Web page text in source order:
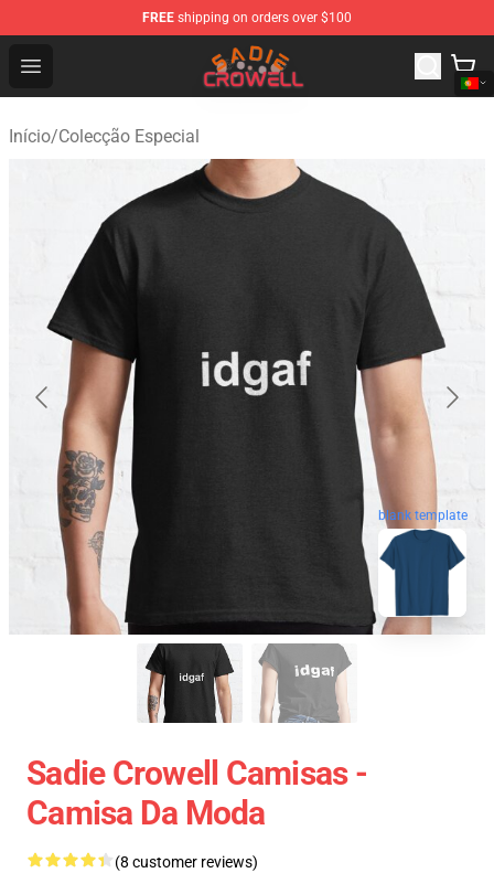
FREE shipping on orders over $100
Open menu
Sadie Crowell Store - Official Sadie Crowell Merchandise
Início/Colecção Especial
blank template
Sadie Crowell Camisas -
Camisa Da Moda
(8 customer reviews)